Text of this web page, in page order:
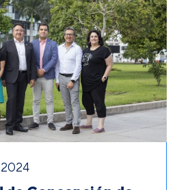
2024